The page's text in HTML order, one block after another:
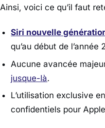
Ainsi, voici ce qu’il faut
Siri nouvelle
qu’au début de l’année
Aucune avancée
jusque-là.
L’utilisation exclusive
confidentiels pour